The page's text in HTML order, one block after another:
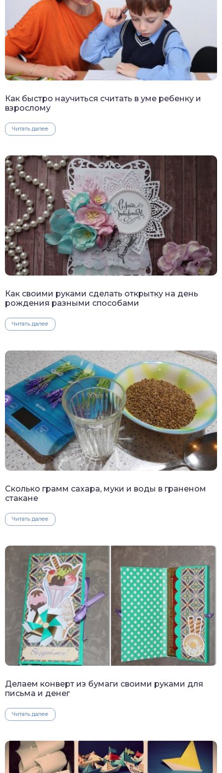
Как быстро научиться считать в уме ребенку и
взрослому
Читать далее
Как своими руками сделать открытку на день
рождения разными способами
Читать далее
Сколько грамм сахара, муки и воды в граненом
стакане
Читать далее
Делаем конверт из бумаги своими руками для
письма и денег
Читать далее